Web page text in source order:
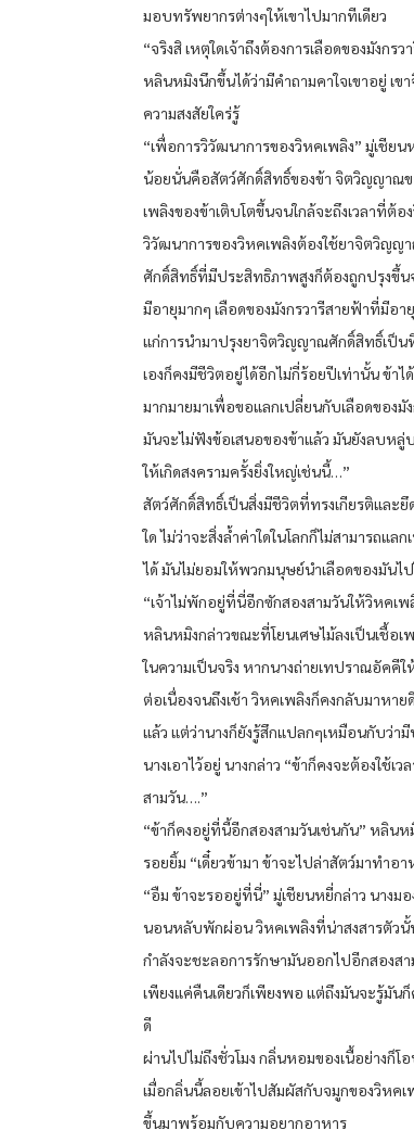
มอบทรัพยากรต่างๆให้เขาไปมากทีเดียว
“จริงสิ เหตุใดเจ้าถึงต้องการเลือดของมังกร
หลินหมิงนึกขึ้นได้ว่ามีคำถามคาใจเขาอยู่ เข
ความสงสัยใคร่รู้
“เพื่อการวิวัฒนาการของวิหคเพลิง” มู่เชียน
น้อยนั่นคือสัตว์ศักดิ์สิทธิ์ของข้า จิตวิญญาณขอ
เพลิงของข้าเติบโตขึ้นจนใกล้จะถึงเวลาที่ต้อ
วิวัฒนาการของวิหคเพลิงต้องใช้ยาจิตวิญ
ศักดิ์สิทธิ์ที่มีประสิทธิภาพสูงก็ต้องถูกปรุงขึ้น
มีอายุมากๆ เลือดของมังกรวารีสายฟ้าที่มีอ
แก่การนำมาปรุงยาจิตวิญญาณศักดิ์สิทธิ์เป็น
เองก็คงมีชีวิตอยู่ได้อีกไม่กี่ร้อยปีเท่านั้น ข้า
มากมายมาเพื่อขอแลกเปลี่ยนกับเลือดของมั
มันจะไม่ฟังข้อเสนอของข้าแล้ว มันยังลบห
ให้เกิดสงครามครั้งยิ่งใหญ่เช่นนี้…”
สัตว์ศักดิ์สิทธิ์เป็นสิ่งมีชีวิตที่ทรงเกียรติและยึ
ใด ไม่ว่าจะสิ่งล้ำค่าใดในโลกก็ไม่สามารถแ
ได้ มันไม่ยอมให้พวกมนุษย์นำเลือดของมันไป
“เจ้าไม่พักอยู่ที่นี่อีกซักสองสามวันให้วิหคเ
หลินหมิงกล่าวขณะที่โยนเศษไม้ลงเป็นเชื้อเ
ในความเป็นจริง หากนางถ่ายเทปราณอัคคีใ
ต่อเนื่องจนถึงเช้า วิหคเพลิงก็คงกลับมาหาย
แล้ว แต่ว่านางก็ยังรู้สึกแปลกๆเหมือนกับว่ามี
นางเอาไว้อยู่ นางกล่าว “ข้าก็คงจะต้องใช้เ
สามวัน….”
“ข้าก็คงอยู่ที่นี้อีกสองสามวันเช่นกัน” หลิน
รอยยิ้ม “เดี๋ยวข้ามา ข้าจะไปล่าสัตว์มาทำอา
“อืม ข้าจะรออยู่ที่นี่” มู่เชียนหยี่กล่าว นางม
นอนหลับพักผ่อน วิหคเพลิงที่น่าสงสารตัวนั้น
กำลังจะชะลอการรักษามันออกไปอีกสองสา
เพียงแค่คืนเดียวก็เพียงพอ แต่ถึงมันจะรู้มัน
ดี
ผ่านไปไม่ถึงชั่วโมง กลิ่นหอมของเนื้อย่างก็
เมื่อกลิ่นนี้ลอยเข้าไปสัมผัสกับจมูกของวิหค
ขึ้นมาพร้อมกับความอยากอาหาร